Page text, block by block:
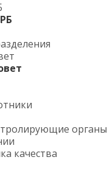
органы
качества